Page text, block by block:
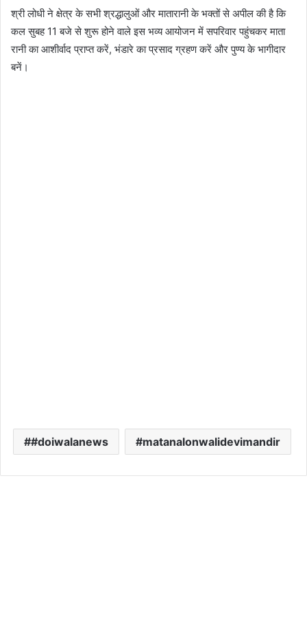
श्री लोधी ने क्षेत्र के सभी श्रद्धालुओं और मातारानी के भक्तों से अपील की है कि
कल सुबह 11 बजे से शुरू होने वाले इस भव्य आयोजन में सपरिवार पहुंचकर माता
रानी का आशीर्वाद प्राप्त करें, भंडारे का प्रसाद ग्रहण करें और पुण्य के भागीदार
बनें।
#doiwalanews matanalonwalidevimandir